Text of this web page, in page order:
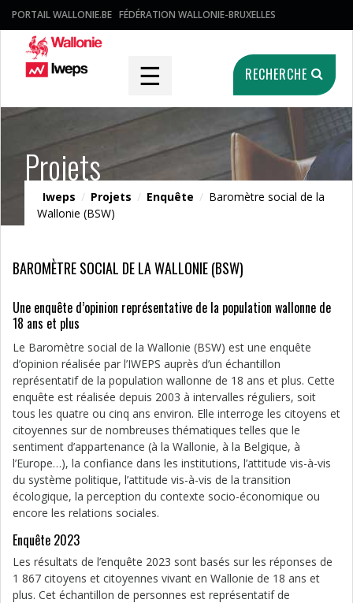
PORTAIL WALLONIE.BE FÉDÉRATION WALLONIE-BRUXELLES
☰ RECHERCHE
Projets
Iweps / Projets / Enquête / Baromètre social de la
Wallonie (BSW)
BAROMÈTRE SOCIAL DE LA WALLONIE (BSW)
Une enquête d’opinion représentative de la population wallonne de
18 ans et plus
Le Baromètre social de la Wallonie (BSW) est une enquête
d’opinion réalisée par l’IWEPS auprès d’un échantillon
représentatif de la population wallonne de 18 ans et plus. Cette
enquête est réalisée depuis 2003 à intervalles réguliers, soit
tous les quatre ou cinq ans environ. Elle interroge les citoyens et
citoyennes sur de nombreuses thématiques telles que le
sentiment d’appartenance (à la Wallonie, à la Belgique, à
l’Europe…), la confiance dans les institutions, l’attitude vis-à-vis
du système politique, l’attitude vis-à-vis de la transition
écologique, la perception du contexte socio-économique ou
encore les relations sociales.
Enquête 2023
Les résultats de l’enquête 2023 sont basés sur les réponses de
1 867 citoyens et citoyennes vivant en Wallonie de 18 ans et
plus. Cet échantillon de personnes est représentatif de